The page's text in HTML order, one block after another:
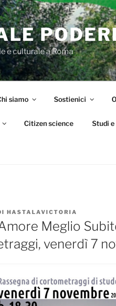
e culturale a Roma
siamo Sostienici
Citizen science Studi
HASTALAVICTORIA
Meglio
venerdì 7